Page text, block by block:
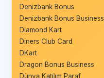
Denizbank Bonus
Denizbank Bonus Business
Diamond Kart
Diners Club Card
DKart
Dragon Bonus Business
Dünya Katılım Paraf